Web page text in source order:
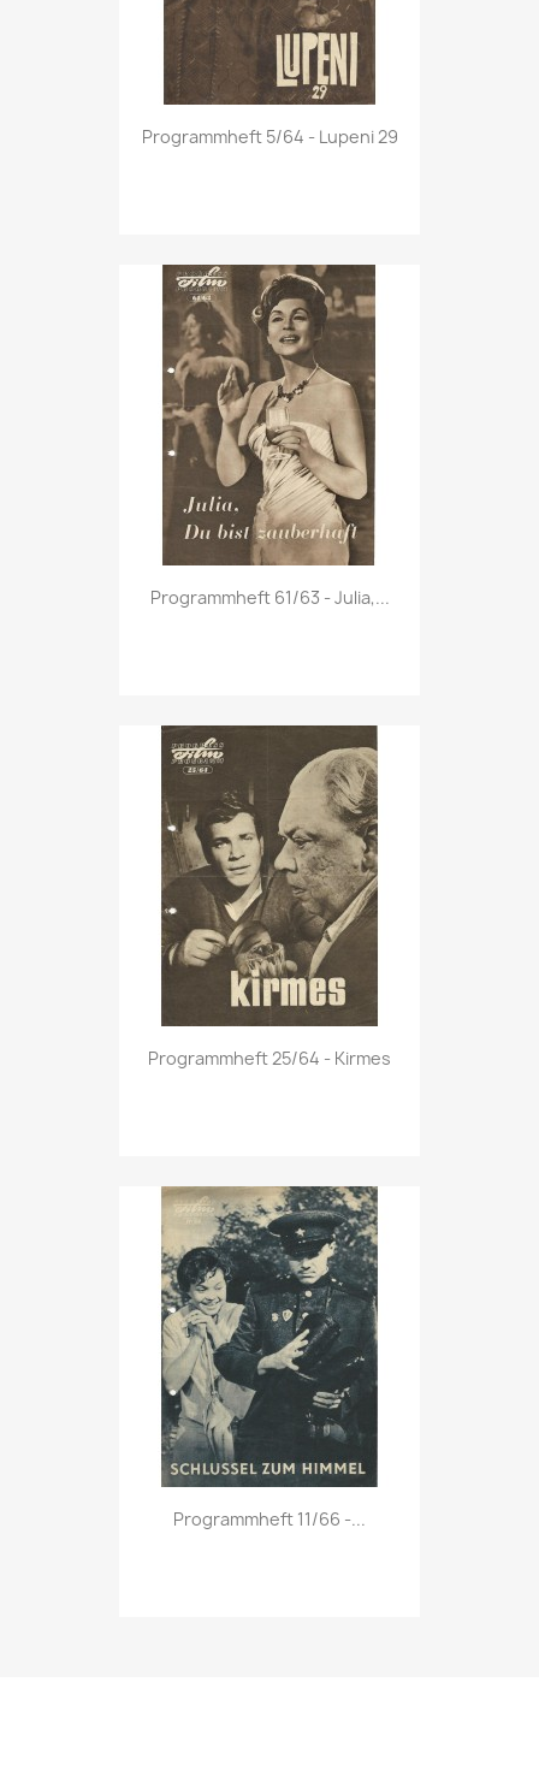
Vorschau
Programmheft 5/64 - Lupeni 29
Vorschau
Programmheft 61/63 - Julia,...
Vorschau
Programmheft 25/64 - Kirmes
Vorschau
Programmheft 11/66 -...